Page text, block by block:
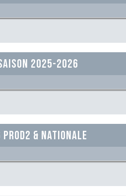
SAISON 2025-2026
& Nationale